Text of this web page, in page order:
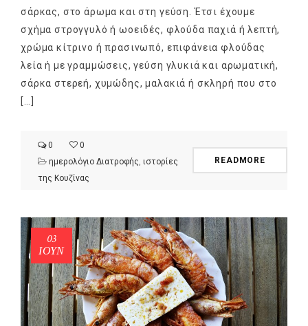
σάρκας, στο άρωμα και στη γεύση. Έτσι έχουμε
σχήμα στρογγυλό ή ωοειδές, φλούδα παχιά ή λεπτή,
χρώμα κίτρινο ή πρασινωπό, επιφάνεια φλούδας
λεία ή με γραμμώσεις, γεύση γλυκιά και αρωματική,
σάρκα στερεή, χυμώδης, μαλακιά ή σκληρή που στο
[…]
0
0
ημερολόγιο Διατροφής ιστορίες
της Κουζίνας
READMORE
03
ΙΟΎΝ